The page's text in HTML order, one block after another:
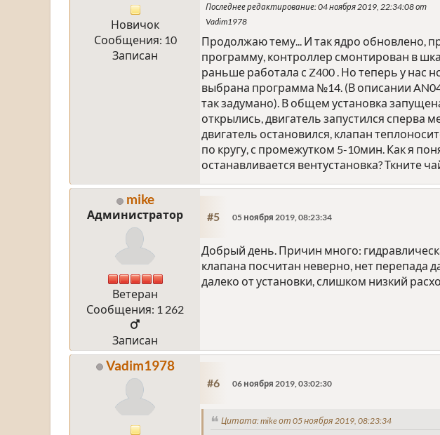
Новичок
Сообщения: 10
Записан
Последнее редактирование: 04 ноября 2019, 22:34:08 от
Vadim1978
Продолжаю тему... И так ядро обновлено,
программу, контроллер смонтирован в
раньше работала с Z400 . Но теперь у нас
выбрана программа №14. (В описании
так задумано). В общем установка
открылись, двигатель запустился сперва
двигатель остановился, клапан
по кругу, с промежутком 5-10мин. Как я
останавливается вентустановка? Ткните
mike
Администратор
Ветеран
Сообщения: 1 262
Записан
#5 05 ноября 2019, 08:23:34
Добрый день. Причин много:
клапана посчитан неверно, нет перепада
далеко от установки, слишком низкий
Vadim1978
#6 06 ноября 2019, 03:02:30
Цитата: mike от 05 ноября 2019, 08:23:34